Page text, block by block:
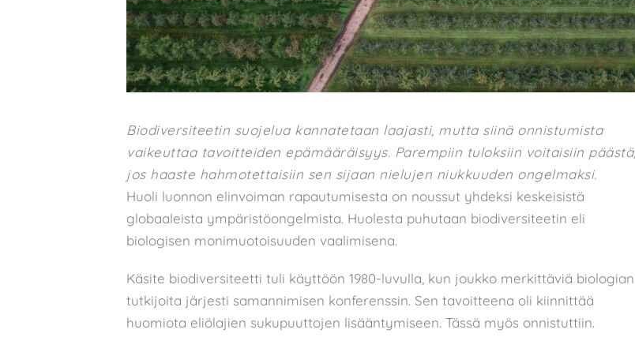
Biodiversiteetin suojelua kannatetaan laajasti, mutta siinä onnistumista
vaikeuttaa tavoitteiden epämääräisyys. Parempiin tuloksiin voitaisiin päästä,
jos haaste hahmotettaisiin sen sijaan nielujen niukkuuden ongelmaksi.
Huoli luonnon elinvoiman rapautumisesta on noussut yhdeksi keskeisistä
globaaleista ympäristöongelmista. Huolesta puhutaan biodiversiteetin eli
biologisen monimuotoisuuden vaalimisena.
Käsite biodiversiteetti tuli käyttöön 1980-luvulla, kun joukko merkittäviä biologian
tutkijoita järjesti samannimisen konferenssin. Sen tavoitteena oli kiinnittää
huomiota eliölajien sukupuuttojen lisääntymiseen. Tässä myös onnistuttiin.